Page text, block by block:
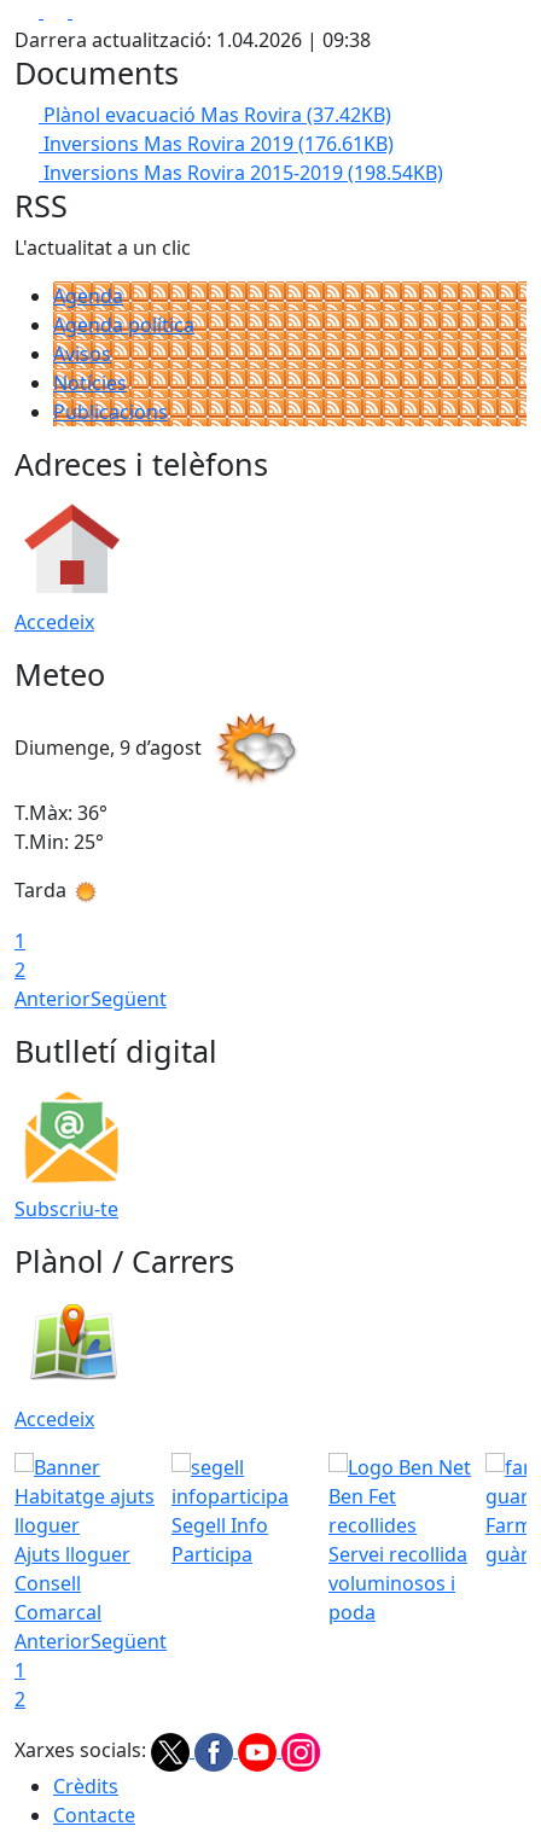
Darrera actualització: 1.04.2026 | 09:38
Documents
Plànol evacuació Mas Rovira (37.42KB)
Inversions Mas Rovira 2019(176.61KB)
Inversions Mas Rovira 2015-2019(198.54KB)
RSS
L'actualitat a un clic
Agenda
Agenda política
Avisos
Notícies
Publicacions
Adreces i telèfons
Accedeix
Meteo
Diumenge, 9 d’agost
T.Màx: 36°
T.Min: 25°
Tarda
1
2
AnteriorSegüent
Butlletí digital
Subscriu-te
Plànol / Carrers
Accedeix
Ajuts lloguer
Consell
Comarcal
Segell Info
Participa
Servei recollida
voluminosos i
poda
AnteriorSegüent
1
2
Xarxes socials:
Crèdits
Contacte